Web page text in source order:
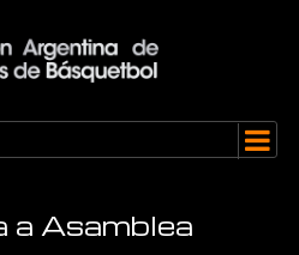
a Asamblea